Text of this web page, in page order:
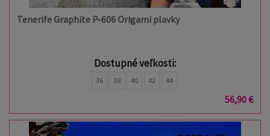
Tenerife Graphite P-606 Origami plavky
Dostupné veľkosti:
36 38 40 42 44
56,90 €